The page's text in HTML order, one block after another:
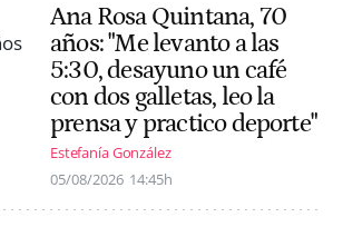
Ana Rosa Quintana, 70
años: "Me levanto a las
5:30, desayuno un café
con dos galletas, leo la
prensa y practico deporte"
Estefanía González
05/08/2026 14:45h